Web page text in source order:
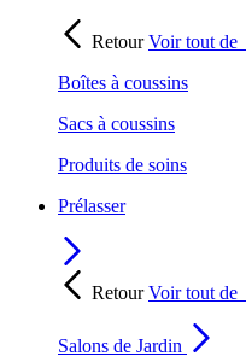
RetourVoir tout de
Boîtes à coussins
Sacs à coussins
Produits de soins
Prélasser
RetourVoir tout de
Salons de Jardin